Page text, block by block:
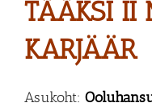
TÄÄKSI II
KARJÄÄR
Asukoht: